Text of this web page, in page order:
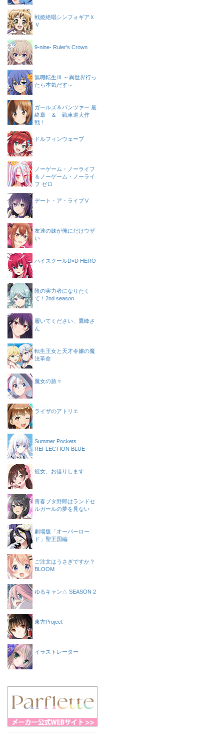
戦姫絶唱シンフォギアＸ
Ｖ
9-nine- Ruler’s Crown
無職転生Ⅲ ～異世界行っ
たら本気だす～
ガールズ＆パンツァー 最
終章 ＆ 戦車道大作
戦！
ドルフィンウェーブ
ノーゲーム・ノーライフ
＆ノーゲーム・ノーライ
フ ゼロ
デート・ア・ライブⅤ
友達の妹が俺にだけウザ
い
ハイスクールD×D HERO
陰の実力者になりたく
て！2nd season
履いてください、鷹峰さ
ん
転生王女と天才令嬢の魔
法革命
魔女の旅々
ライザのアトリエ
Summer Pockets
REFLECTION BLUE
彼女、お借りします
青春ブタ野郎はランドセ
ルガールの夢を見ない
劇場版「オーバーロー
ド」聖王国編
ご注文はうさぎですか？
BLOOM
ゆるキャン△ SEASON 2
東方Project
イラストレーター